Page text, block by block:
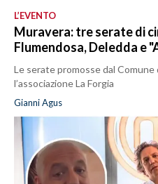
L’EVENTO
Muravera: tre serate di
Flumendosa, Deledda e
Le serate promosse dal Comune
l’associazione La Forgia
Gianni Agus